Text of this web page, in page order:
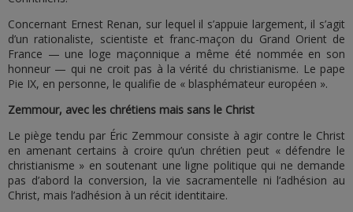
Concernant Ernest Renan, sur lequel il s’appuie largement, il s’agit
d’un rationaliste, scientiste et franc-maçon du Grand Orient de
France — une loge maçonnique a même été nommée en son
honneur — qui ne croit pas à la vérité du christianisme. Le pape
Pie IX, en personne, le qualifie de « blasphémateur européen ».
Zemmour, avec les chrétiens mais sans le Christ
Le piège tendu par Éric Zemmour consiste à agir contre le Christ
en amenant certains à croire qu’un chrétien peut « défendre le
christianisme » en soutenant une ligne politique qui ne demande
pas d’abord la conversion, la vie sacramentelle ni l’adhésion au
Christ, mais l’adhésion à un récit identitaire.